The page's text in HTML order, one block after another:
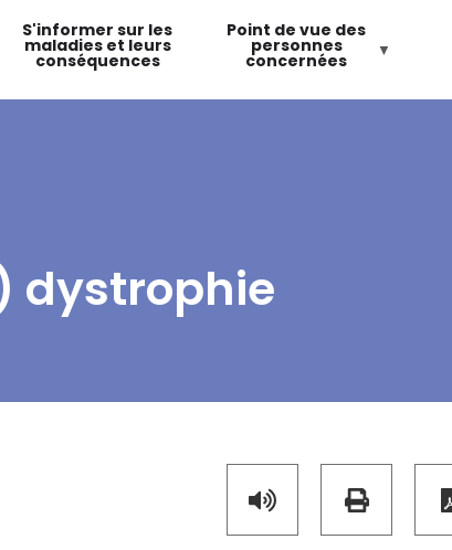
S'informer sur les
maladies et leurs
conséquences
Point de vue des
personnes
concernées
dystrophie